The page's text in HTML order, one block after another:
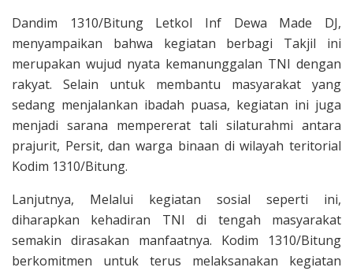
Dandim 1310/Bitung Letkol Inf Dewa Made DJ,
menyampaikan bahwa kegiatan berbagi Takjil ini
merupakan wujud nyata kemanunggalan TNI dengan
rakyat. Selain untuk membantu masyarakat yang
sedang menjalankan ibadah puasa, kegiatan ini juga
menjadi sarana mempererat tali silaturahmi antara
prajurit, Persit, dan warga binaan di wilayah teritorial
Kodim 1310/Bitung.
Lanjutnya, Melalui kegiatan sosial seperti ini,
diharapkan kehadiran TNI di tengah masyarakat
semakin dirasakan manfaatnya. Kodim 1310/Bitung
berkomitmen untuk terus melaksanakan kegiatan